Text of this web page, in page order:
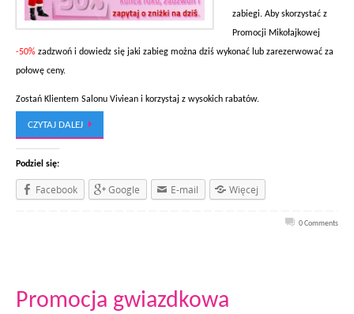
zabiegi. Aby skorzystać z
Promocji Mikołajkowej
-50% zadzwoń i dowiedz się jaki zabieg można dziś wykonać lub zarezerwować za
połowę ceny.
Zostań Klientem Salonu Viviean i korzystaj z wysokich rabatów.
CZYTAJ DALEJ
Podziel się:
Facebook Google E-mail Więcej
0 Comments
Promocja gwiazdkowa